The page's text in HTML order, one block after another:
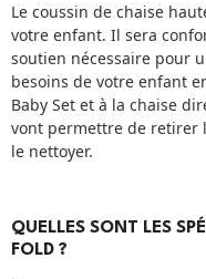
Le coussin de chaise
votre enfant. Il sera
soutien nécessaire pour
besoins de votre enfant
Baby Set et à la chaise
vont permettre de retirer
le nettoyer.
QUELLES SONT LES
FOLD ?